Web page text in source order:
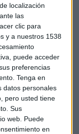
localización
las
clic para
y a nuestros 1538
puede acceder
preferencias
Tenga en
datos personales
pero usted tiene
Sus
web. Puede
en
con unos niveles
con una subida
en el índice
servicio de
después de
de más de un
Retailing avanza